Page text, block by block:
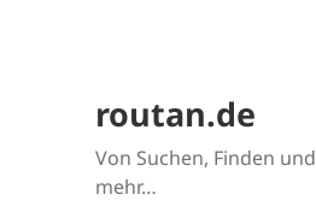
routan.de
Von Suchen, Finden und
mehr…